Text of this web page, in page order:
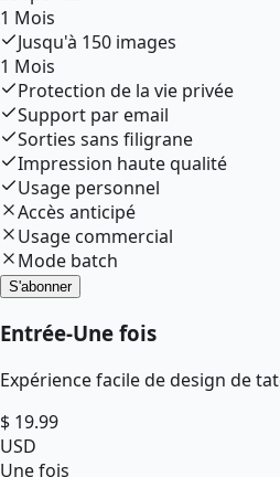
1 Mois
Jusqu'à 150 images
1 Mois
Protection de la vie privée
Support par email
Sorties sans filigrane
Impression haute qualité
Usage personnel
Accès anticipé
Usage commercial
Mode batch
S'abonner
Entrée-Une fois
Expérience facile de design de
$ 19.99
USD
Une fois